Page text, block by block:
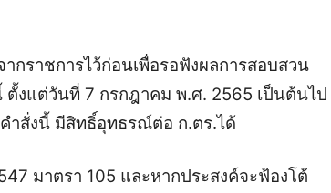
กราชการไว้ก่อนเพื่อรอฟังผลการสอบสวน
งแต่วันที่ 7 กรกฎาคม พ.ศ. 2565 เป็นต้นไป
ำสั่งนี้ มีสิทธิ์อุทธรณ์ต่อ ก.ตร.ได้
มาตรา 105 และหากประสงค์จะฟ้องโต้